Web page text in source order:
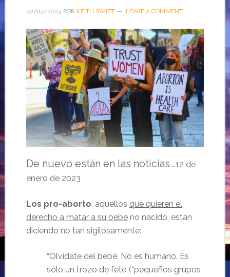
22/04/2024POR KEITH SWIFT LEAVE A COMMENT
De nuevo están en las noticias …12 de
enero de 2023
Los pro-aborto , aquellos que quieren el
derecho a matar a su bebéno nacido, están
diciendo no tan sigilosamente:
“Olvídate del bebé. No es humano. Es
sólo un trozo de feto (“pequeños grupos